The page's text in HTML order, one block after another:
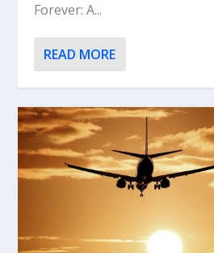
Forever: A...
READ MORE